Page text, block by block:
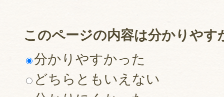
このページの内容は分かりやす
分かりやすかった
どちらともいえない